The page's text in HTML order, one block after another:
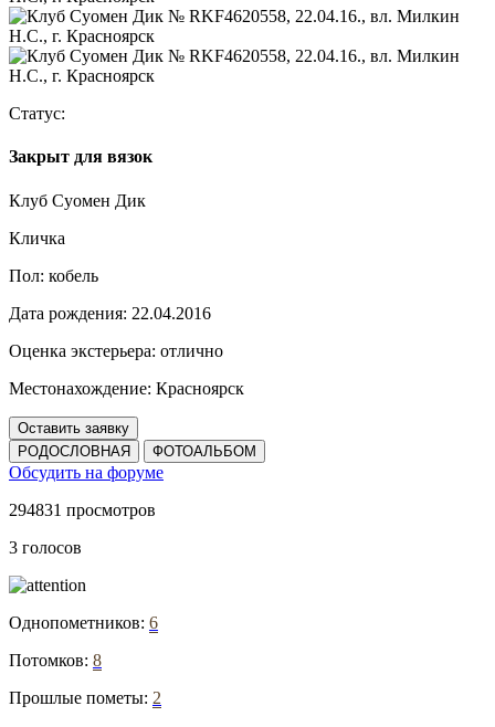
Статус:
Закрыт для вязок
Клуб Суомен Дик
Кличка
Пол: кобель
Дата рождения: 22.04.2016
Оценка экстерьера: отлично
Местонахождение: Красноярск
Оставить заявку
РОДОСЛОВНАЯ
ФОТОАЛЬБОМ
Обсудить на форуме
294831 просмотров
3 голосов
Однопометников: 6
Потомков: 8
Прошлые пометы: 2